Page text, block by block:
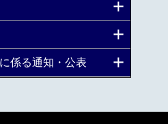
係る通知・公表